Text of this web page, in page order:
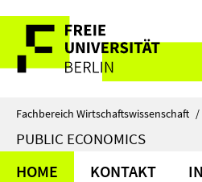
direkt
Inhalt
Service-
Navigation
Fachbereich Wirtschaftswissenschaft /
PUBLIC ECONOMICS
HOME KONTAKT